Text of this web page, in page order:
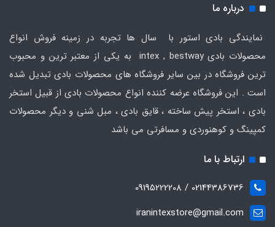
درباره ما
نمایندگی بادی استور با سال ها تجربه در زمینه فروش انواع
محصولات بادی intex , bestway به یکی از معتبر ترین و محبوب
ترین فروشگاه در بین سایر فروشگاه های محصولات بادی تبدیل شده
است . این فروشگاه عرضه کننده انواع محصولات بادی از قبیل استخر
بادی ، استخر پیش ساخته ، قایق بادی ، مبل شنی و دیگر محصولات
کمپینگ و کوهنوردی و مسافرتی می باشد
ارتباط با ما
02144386736 / 09195222208
iranintexstore@gmail.com